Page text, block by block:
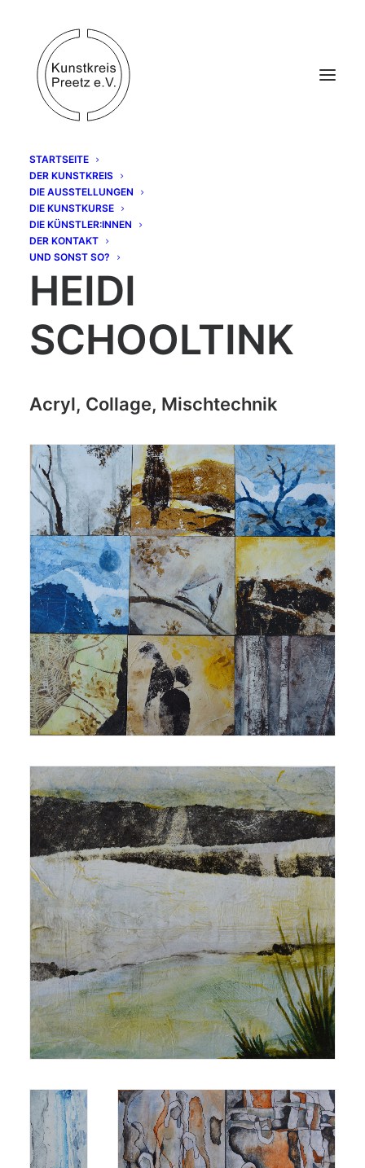
STARTSEITE
DER KUNSTKREIS
DIE AUSSTELLUNGEN
DIE KUNSTKURSE
DIE KÜNSTLER:INNEN
DER KONTAKT
UND SONST SO?
HEIDI
SCHOOLTINK
Acryl, Collage, Mischtechnik